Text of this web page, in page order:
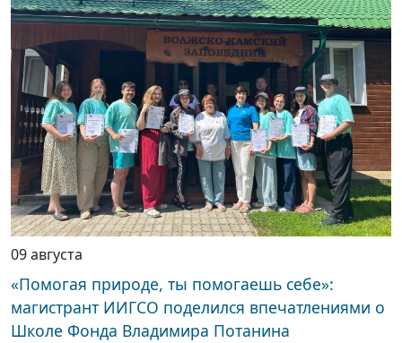
09 августа
«Помогая природе, ты помогаешь себе»:
магистрант ИИГСО поделился впечатлениями о
Школе Фонда Владимира Потанина